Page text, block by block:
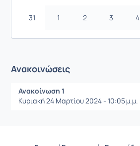
31 1 2 3 4
Ανακοινώσεις
Ανακοίνωση 1
Κυριακή 24 Μαρτίου 2024 - 10:05 μ.μ.